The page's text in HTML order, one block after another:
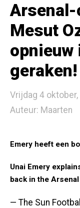
Arsenal-
Mesut
opnieuw
geraken!
Vrijdag 4
Auteur: Maarten
Emery heeft een
Unai Emery
back in the Arsenal
— The Sun